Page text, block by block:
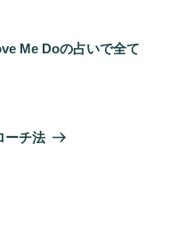
Me Doの占いで全て
ーチ法